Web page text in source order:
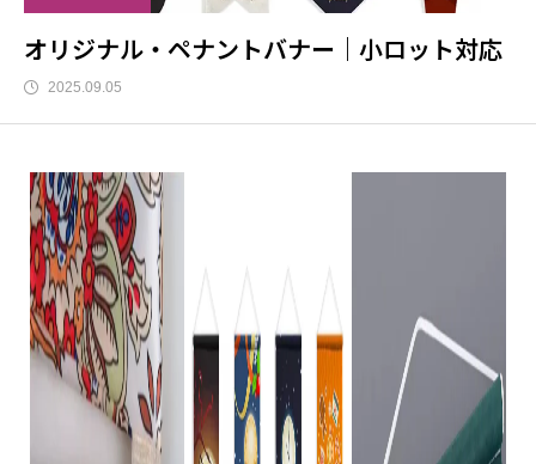
オリジナル・ペナントバナー｜小ロット対応
2025.09.05